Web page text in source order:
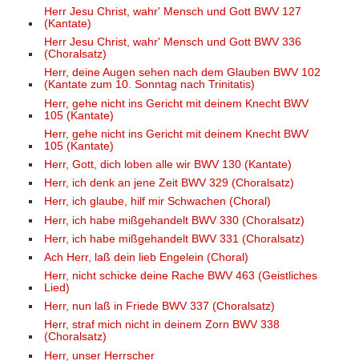
Herr Jesu Christ, wahr' Mensch und Gott BWV 127
(Kantate)
Herr Jesu Christ, wahr' Mensch und Gott BWV 336
(Choralsatz)
Herr, deine Augen sehen nach dem Glauben BWV 102
(Kantate zum 10. Sonntag nach Trinitatis)
Herr, gehe nicht ins Gericht mit deinem Knecht BWV
105 (Kantate)
Herr, gehe nicht ins Gericht mit deinem Knecht BWV
105 (Kantate)
Herr, Gott, dich loben alle wir BWV 130 (Kantate)
Herr, ich denk an jene Zeit BWV 329 (Choralsatz)
Herr, ich glaube, hilf mir Schwachen (Choral)
Herr, ich habe mißgehandelt BWV 330 (Choralsatz)
Herr, ich habe mißgehandelt BWV 331 (Choralsatz)
Ach Herr, laß dein lieb Engelein (Choral)
Herr, nicht schicke deine Rache BWV 463 (Geistliches
Lied)
Herr, nun laß in Friede BWV 337 (Choralsatz)
Herr, straf mich nicht in deinem Zorn BWV 338
(Choralsatz)
Herr, unser Herrscher